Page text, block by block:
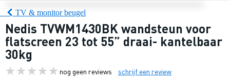
TV & monitor beugel
Nedis TVWM1430BK wandsteun voor
flatscreen 23 tot 55” draai- kantelbaar
30kg
nog geen reviews schrijf een review